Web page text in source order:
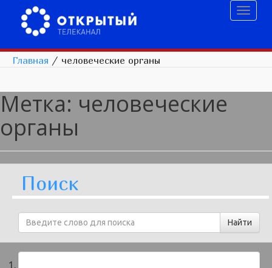
Главная / человеческие органы
Метка: человеческие
органы
Поиск